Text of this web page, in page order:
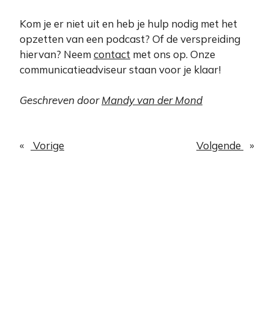
Kom je er niet uit en heb je hulp nodig met het
opzetten van een podcast? Of de verspreiding
hiervan? Neem contact met ons op. Onze
communicatieadviseur staan voor je klaar!
Geschreven doorMandy van der Mond
« Vorige Volgende »